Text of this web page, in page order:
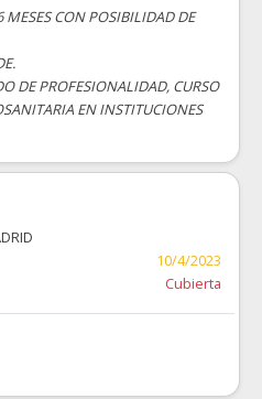
CON POSIBILIDAD DE
DE PROFESIONALIDAD, CURSO
EN INSTITUCIONES
10/4/2023
Cubierta